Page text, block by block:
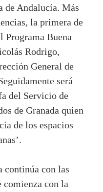
de Andalucía. Más
la primera de
Programa Buena
Rodrigo,
General de
será
del Servicio de
de Granada quien
de los espacios
continúa con las
comienza con la